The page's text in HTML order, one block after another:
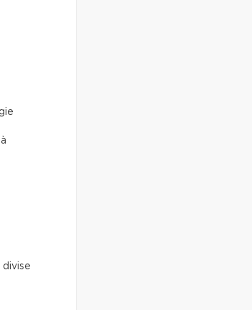
divise